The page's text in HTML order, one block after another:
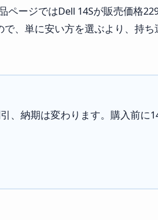
ージではDell 14Sが販売価格
、単に安い方を選ぶより、持
、納期は変わります。購入前に